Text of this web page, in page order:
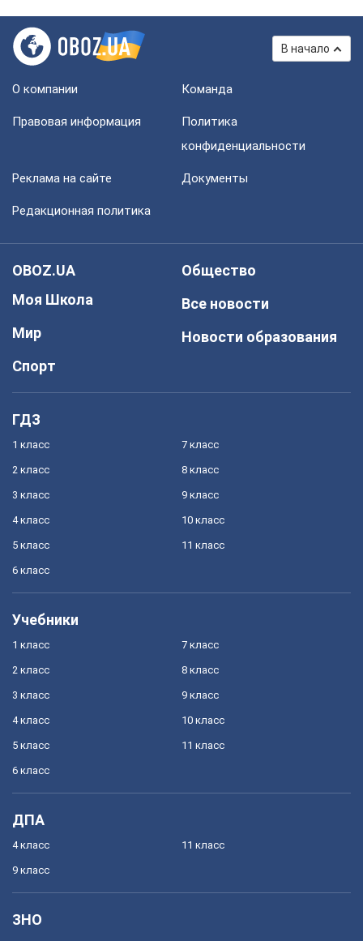
В начало
О компании Команда
Правовая информация
Политика
конфиденциальности
Реклама на сайте Документы
Редакционная политика
OBOZ.UA
Моя Школа
Мир
Спорт
Общество
Все новости
Новости образования
ГДЗ
1 класс
2 класс
3 класс
4 класс
5 класс
6 класс
7 класс
8 класс
9 класс
10 класс
11 класс
Учебники
1 класс
2 класс
3 класс
4 класс
5 класс
6 класс
7 класс
8 класс
9 класс
10 класс
11 класс
ДПА
4 класс
9 класс
11 класс
ЗНО